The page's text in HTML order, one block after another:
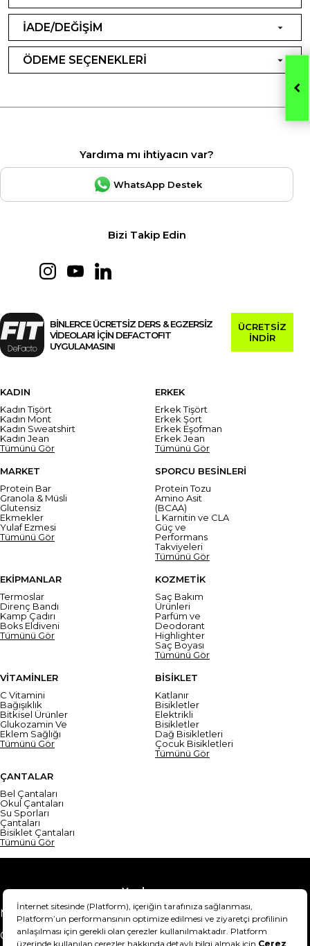
İADE/DEĞİŞİM
ÖDEME SEÇENEKLERİ
Yardıma mı ihtiyacın var?
WhatsApp Destek
Bizi Takip Edin
BİNLERCE ÜCRETSİZ DERS & EGZERSİZ
VİDEOLARI İÇİN DEFACTOFIT
UYGULAMASINI
ÜCRETSİZ
İNDİR
KADIN
Kadın Tişört
Kadın Mont
Kadın Sweatshirt
Kadın Jean
Tümünü Gör
ERKEK
Erkek Tişört
Erkek Şort
Erkek Eşofman
Erkek Jean
Tümünü Gör
MARKET
Protein Bar
Granola & Müsli
Glutensiz
Ekmekler
Yulaf Ezmesi
Tümünü Gör
SPORCU BESİNLERİ
Protein Tozu
Amino Asit
(BCAA)
L Karnitin ve CLA
Güç ve
Performans
Takviyeleri
Tümünü Gör
EKİPMANLAR
Termoslar
Direnç Bandı
Kamp Çadırı
Boks Eldiveni
Tümünü Gör
KOZMETİK
Saç Bakım
Ürünleri
Parfüm ve
Deodorant
Highlighter
Saç Boyası
Tümünü Gör
VİTAMİNLER
C Vitamini
Bağışıklık
Bitkisel Ürünler
Glukozamin Ve
Eklem Sağlığı
Tümünü Gör
BİSİKLET
Katlanır
Bisikletler
Elektrikli
Bisikletler
Dağ Bisikletleri
Çocuk Bisikletleri
Tümünü Gör
ÇANTALAR
Bel Çantaları
Okul Çantaları
Su Sporları
Çantaları
Bisiklet Çantaları
Tümünü Gör
Yardım
Mesafeli Satış Sözleşmesi
Teslimat Bilgisi
Gizlilik Sözleşmesi
Şartlar & Koşullar